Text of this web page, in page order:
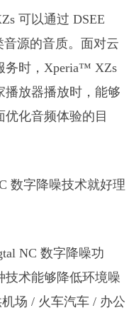
可以通过 DSEE
源的音质。面对云
务时，Xperia™ XZs
播放器播放时，能够
化音频体验的目
数字降噪技术就好理
NC 数字降噪功
技术能够降低环境噪
场 / 火车汽车 / 办公